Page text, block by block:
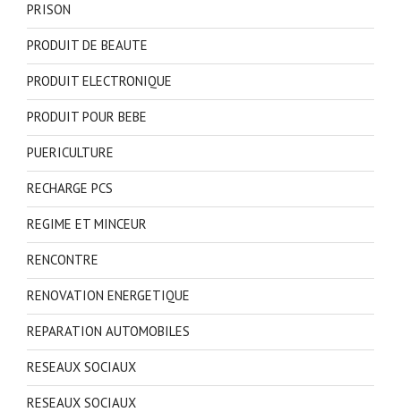
PRISON
PRODUIT DE BEAUTE
PRODUIT ELECTRONIQUE
PRODUIT POUR BEBE
PUERICULTURE
RECHARGE PCS
REGIME ET MINCEUR
RENCONTRE
RENOVATION ENERGETIQUE
REPARATION AUTOMOBILES
RESEAUX SOCIAUX
RESEAUX SOCIAUX